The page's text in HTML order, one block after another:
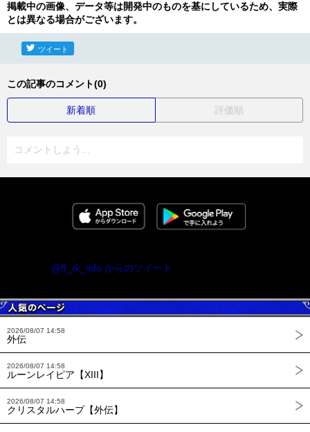
掲載中の画像、データ等は開発中のものを基にしているため、実際
とは異なる場合がございます。
ツイート
この記事のコメント(0)
新着順 評価順
コメントしよう...
@ff_rk_info からのツイート
2026/08/07 14:58
外伝
2026/08/07 14:58
ルーンレイピア【XIII】
2026/08/07 14:58
クリスタルハープ【外伝】